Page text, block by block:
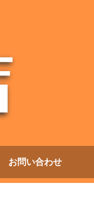
お問い合わせ